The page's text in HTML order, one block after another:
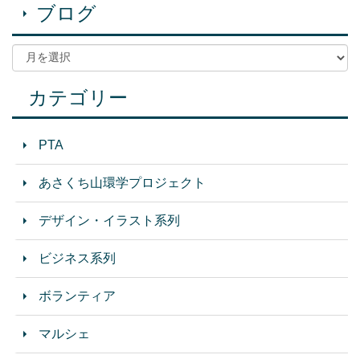
ブログ
カテゴリー
PTA
あさくち山環学プロジェクト
デザイン・イラスト系列
ビジネス系列
ボランティア
マルシェ